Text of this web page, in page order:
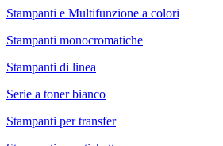
Stampanti e Multifunzione a colori
Stampanti monocromatiche
Stampanti di linea
Serie a toner bianco
Stampanti per transfer